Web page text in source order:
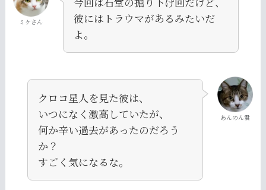
ミケさん
彼にはトラウマがあるみたいだ
よ。
あんのん君
クロコ星人を見た彼は、
いつになく激高していたが、
何か辛い過去があったのだろう
か？
すごく気になるな。